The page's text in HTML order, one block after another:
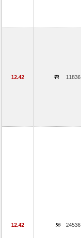
12.42 11836
12.42 24536